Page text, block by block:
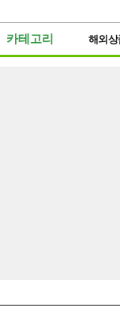
카테고리 해외상